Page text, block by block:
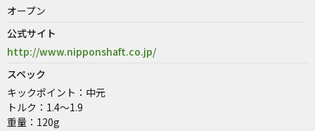
オープン
公式サイト
http://www.nipponshaft.co.jp/
スペック
キックポイント：中元
トルク：1.4〜1.9
重量：120g